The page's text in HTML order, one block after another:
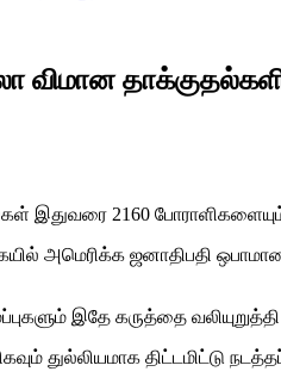
விமான
இதுவரை 2160
அமெரிக்க ஜனாதிபதி
இதே கருத்தை
துல்லியமாக திட்டமிட்டு